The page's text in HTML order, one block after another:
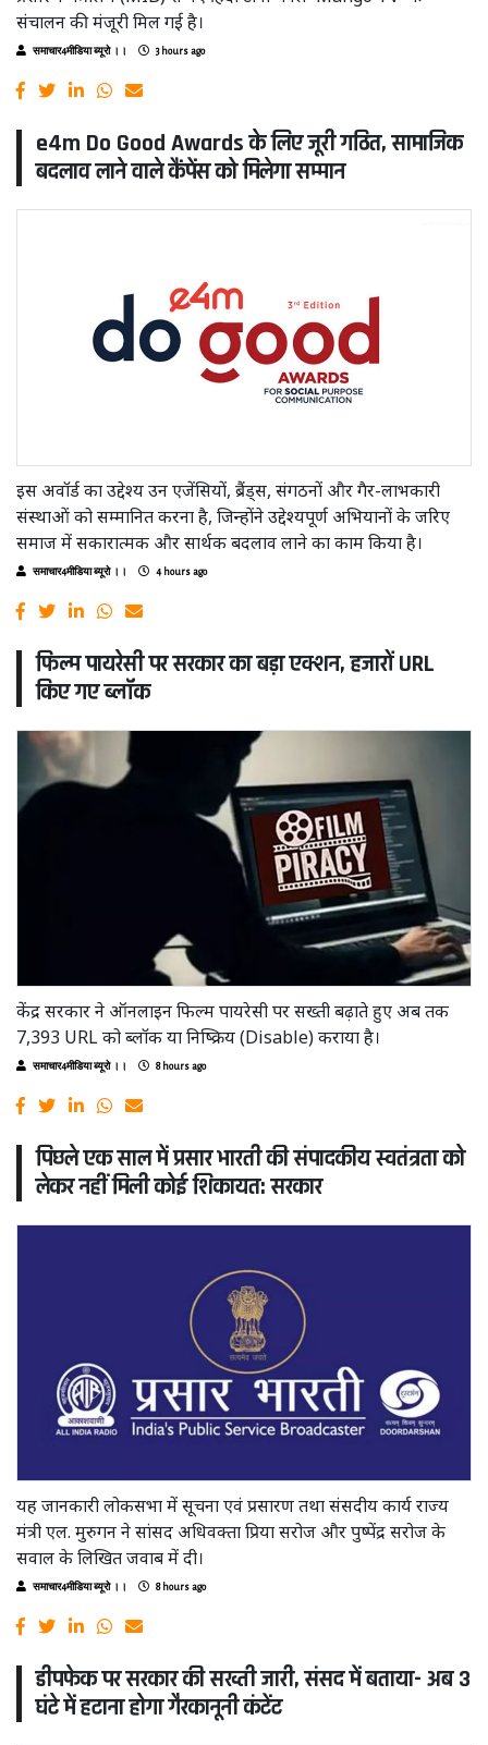
संचालन की मंजूरी मिल गई है।
समाचार4मीडिया ब्यूरो ।। 3 hours ago
e4m Do Good Awards के लिए जूरी गठित, सामाजिक
बदलाव लाने वाले कैंपेंस को मिलेगा सम्मान
इस अवॉर्ड का उद्देश्य उन एजेंसियों, ब्रैंड्स, संगठनों और गैर-लाभकारी
संस्थाओं को सम्मानित करना है, जिन्होंने उद्देश्यपूर्ण अभियानों के जरिए
समाज में सकारात्मक और सार्थक बदलाव लाने का काम किया है।
समाचार4मीडिया ब्यूरो ।। 4 hours ago
फिल्म पायरेसी पर सरकार का बड़ा एक्शन, हजारों URL
किए गए ब्लॉक
केंद्र सरकार ने ऑनलाइन फिल्म पायरेसी पर सख्ती बढ़ाते हुए अब तक
7,393 URL को ब्लॉक या निष्क्रिय (Disable) कराया है।
समाचार4मीडिया ब्यूरो ।। 8 hours ago
पिछले एक साल में प्रसार भारती की संपादकीय स्वतंत्रता को
लेकर नहीं मिली कोई शिकायत: सरकार
यह जानकारी लोकसभा में सूचना एवं प्रसारण तथा संसदीय कार्य राज्य
मंत्री एल. मुरुगन ने सांसद अधिवक्ता प्रिया सरोज और पुष्पेंद्र सरोज के
सवाल के लिखित जवाब में दी।
समाचार4मीडिया ब्यूरो ।। 8 hours ago
डीपफेक पर सरकार की सख्ती जारी, संसद में बताया- अब 3
घंटे में हटाना होगा गैरकानूनी कंटेंट